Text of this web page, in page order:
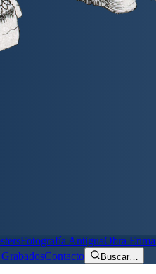
Fotografía AntiguaObra
Contacto Buscar…